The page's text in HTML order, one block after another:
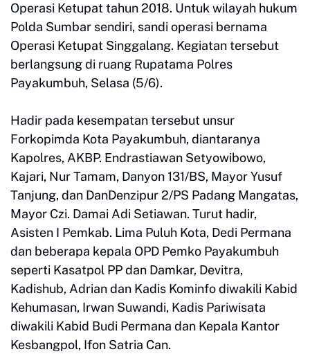
Operasi Ketupat tahun 2018. Untuk wilayah hukum
Polda Sumbar sendiri, sandi operasi bernama
Operasi Ketupat Singgalang. Kegiatan tersebut
berlangsung di ruang Rupatama Polres
Payakumbuh, Selasa (5/6).
Hadir pada kesempatan tersebut unsur
Forkopimda Kota Payakumbuh, diantaranya
Kapolres, AKBP. Endrastiawan Setyowibowo,
Kajari, Nur Tamam, Danyon 131/BS, Mayor Yusuf
Tanjung, dan DanDenzipur 2/PS Padang Mangatas,
Mayor Czi. Damai Adi Setiawan. Turut hadir,
Asisten I Pemkab. Lima Puluh Kota, Dedi Permana
dan beberapa kepala OPD Pemko Payakumbuh
seperti Kasatpol PP dan Damkar, Devitra,
Kadishub, Adrian dan Kadis Kominfo diwakili Kabid
Kehumasan, Irwan Suwandi, Kadis Pariwisata
diwakili Kabid Budi Permana dan Kepala Kantor
Kesbangpol, Ifon Satria Can.